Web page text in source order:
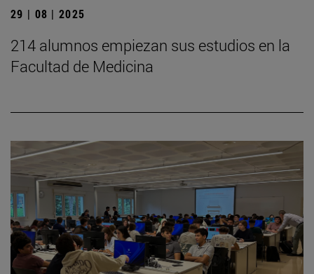
29 | 08 | 2025
214 alumnos empiezan sus estudios en la
Facultad de Medicina